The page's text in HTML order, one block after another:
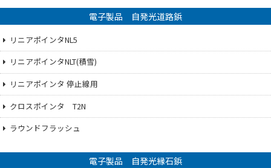
電子製品 自発光道路鋲
リニアポインタNL5
リニアポインタNLT(積雪)
リニアポインタ 停止線用
クロスポインタ T2N
ラウンドフラッシュ
電子製品 自発光縁石鋲